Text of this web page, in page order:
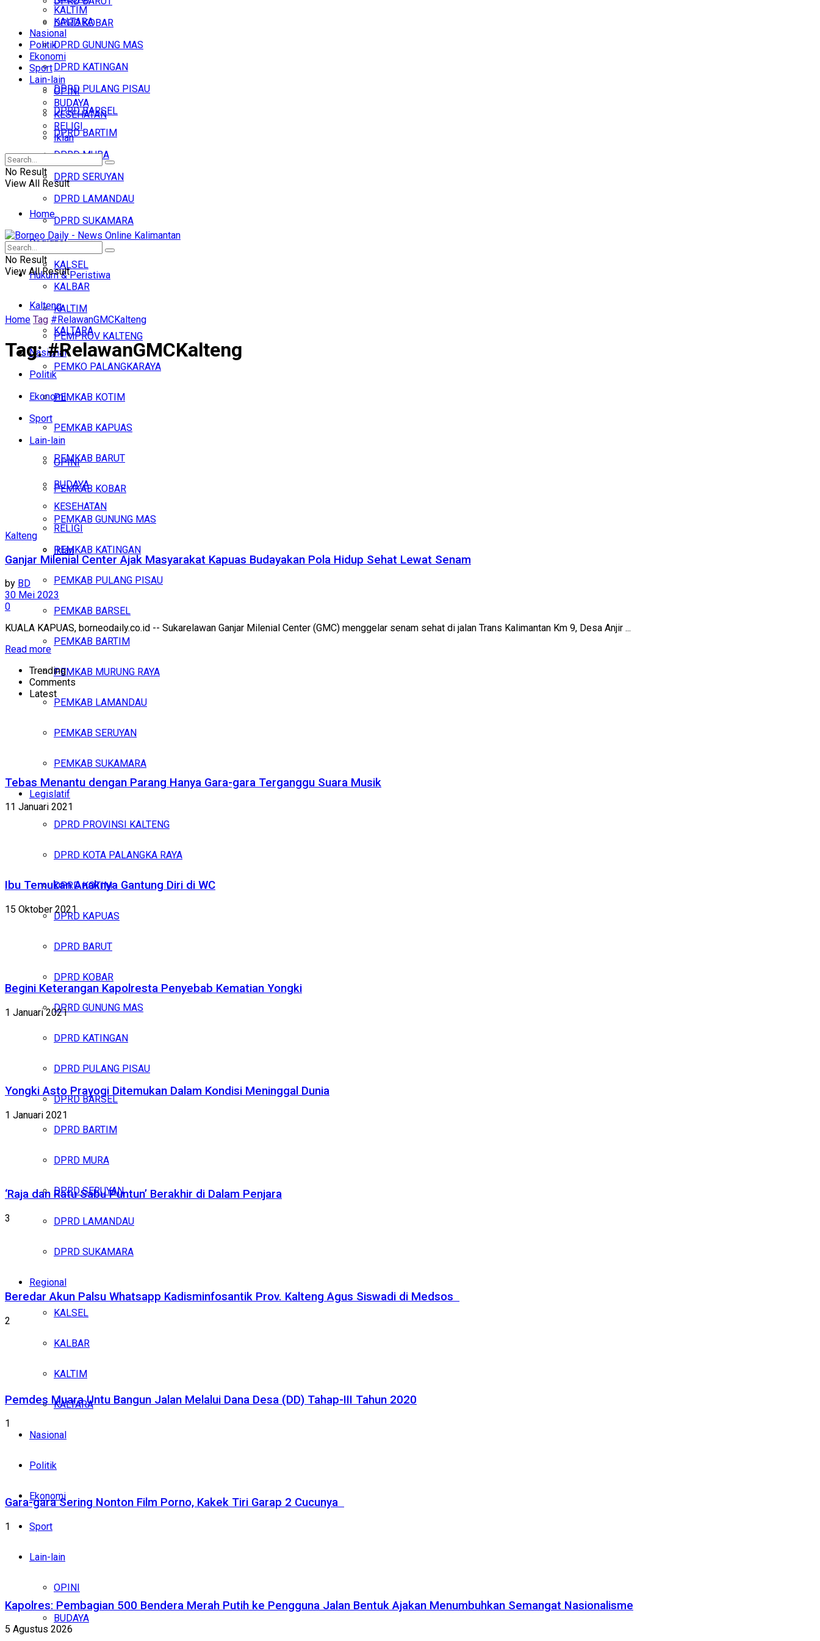
DPRD KOBAR
DPRD GUNUNG MAS
DPRD KATINGAN
DPRD PULANG PISAU
DPRD BARSEL
DPRD BARTIM
DPRD MURA
DPRD SERUYAN
DPRD LAMANDAU
DPRD SUKAMARA
Regional
KALSEL
KALBAR
KALTIM
KALTARA
Nasional
Politik
Ekonomi
Sport
Lain-lain
OPINI
BUDAYA
KESEHATAN
RELIGI
Iklan
Kamis, Agustus 6, 2026
KALTIM
KALTARA
Nasional
Politik
Ekonomi
Sport
Lain-lain
OPINI
BUDAYA
KESEHATAN
RELIGI
Iklan
No Result
View All Result
Home
Headline
Hukum & Peristiwa
Kalteng
PEMPROV KALTENG
PEMKO PALANGKARAYA
PEMKAB KOTIM
PEMKAB KAPUAS
PEMKAB BARUT
PEMKAB KOBAR
PEMKAB GUNUNG MAS
PEMKAB KATINGAN
PEMKAB PULANG PISAU
PEMKAB BARSEL
PEMKAB BARTIM
PEMKAB MURUNG RAYA
PEMKAB LAMANDAU
PEMKAB SERUYAN
PEMKAB SUKAMARA
Legislatif
DPRD PROVINSI KALTENG
DPRD KOTA PALANGKA RAYA
DPRD KOTIM
DPRD KAPUAS
DPRD BARUT
DPRD KOBAR
DPRD GUNUNG MAS
DPRD KATINGAN
DPRD PULANG PISAU
DPRD BARSEL
DPRD BARTIM
DPRD MURA
DPRD SERUYAN
DPRD LAMANDAU
DPRD SUKAMARA
Regional
KALSEL
KALBAR
KALTIM
KALTARA
Nasional
Politik
Ekonomi
Sport
Lain-lain
OPINI
BUDAYA
No Result
View All Result
Home Tag #RelawanGMCKalteng
Tag:#RelawanGMCKalteng
Kalteng
Ganjar Milenial Center Ajak Masyarakat Kapuas Budayakan Pola Hidup Sehat Lewat Senam
by BD
30 Mei 2023
0
KUALA KAPUAS, borneodaily.co.id -- Sukarelawan Ganjar Milenial Center (GMC) menggelar senam sehat di jalan Trans Kalimantan Km 9, Desa Anjir ...
Read more
Trending
Comments
Latest
Tebas Menantu dengan Parang Hanya Gara-gara Terganggu Suara Musik
11 Januari 2021
Ibu Temukan Anaknya Gantung Diri di WC
15 Oktober 2021
Begini Keterangan Kapolresta Penyebab Kematian Yongki
1 Januari 2021
Yongki Asto Prayogi Ditemukan Dalam Kondisi Meninggal Dunia
1 Januari 2021
‘Raja dan Ratu Sabu Puntun’ Berakhir di Dalam Penjara
3
Beredar Akun Palsu Whatsapp Kadisminfosantik Prov. Kalteng Agus Siswadi di Medsos
2
Pemdes Muara Untu Bangun Jalan Melalui Dana Desa (DD) Tahap-III Tahun 2020
1
Gara-gara Sering Nonton Film Porno, Kakek Tiri Garap 2 Cucunya
1
Kapolres: Pembagian 500 Bendera Merah Putih ke Pengguna Jalan Bentuk Ajakan Menumbuhkan Semangat Nasionalisme
5 Agustus 2026